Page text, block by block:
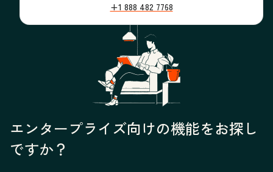
+1 888 482 7768
エンタープライズ向けの機能をお探し
ですか？